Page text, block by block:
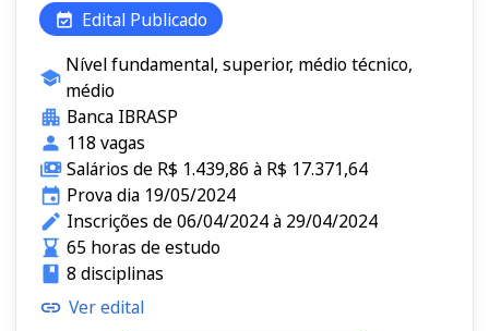
Edital Publicado
Nível fundamental, superior, médio técnico,
médio
Banca IBRASP
118 vagas
Salários de R$ 1.439,86 à R$ 17.371,64
Prova dia 19/05/2024
Inscrições de 06/04/2024 à 29/04/2024
65 horas de estudo
8 disciplinas
Ver edital